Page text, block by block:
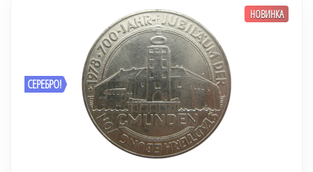
СЕРЕБРО!
НОВИНКА